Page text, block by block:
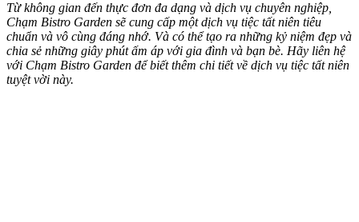
Từ không gian đến thực đơn đa dạng và dịch vụ chuyên nghiệp,
Chạm Bistro Garden sẽ cung cấp một dịch vụ tiệc tất niên tiêu
chuẩn và vô cùng đáng nhớ. Và có thể tạo ra những kỷ niệm đẹp và
chia sẻ những giây phút ấm áp với gia đình và bạn bè. Hãy liên hệ
với Chạm Bistro Garden để biết thêm chi tiết về dịch vụ tiệc tất niên
tuyệt vời này.